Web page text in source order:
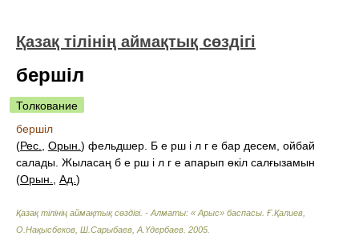
Қазақ тілінің аймақтық сөздігі
бершіл
Толкование
бершіл
(Рес. Орын. ) фельдшер. Б е рш і л г е бар десем, ойбай
салады. Жыласаң б е рш і л г е апарып өкіл салғызамын
(Орын. Ад. )
Қазақ тілінің аймақтық сөздігі. - Алматы: « Арыс» баспасы Ғ.Қалиев,
О.Нақысбеков, Ш.Сарыбаев, А.Үдербаев 2005